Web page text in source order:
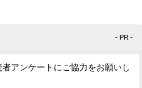
- PR -
者アンケートにご協力をお願いし